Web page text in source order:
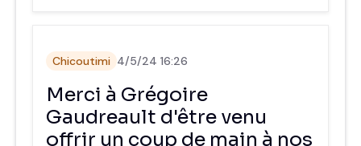
Chicoutimi 4/5/24 16:26
Merci à Grégoire
Gaudreault d'être venu
offrir un coup de main à nos